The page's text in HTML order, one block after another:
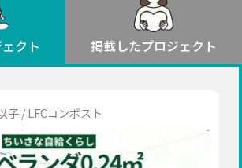
人権・マイノリティ
社会貢献
北海道・東北
北海道
群馬
千葉
石川 福井
静岡 愛知
クト 掲載したプロジェクト
子 / LFCコンポスト